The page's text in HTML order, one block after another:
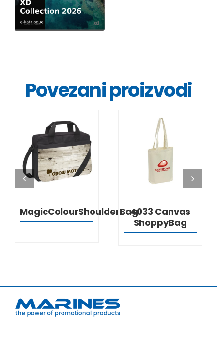
Povezani proizvodi
DETALJI
MagicColourShoulderBag
DETALJI
4033 Canvas
ShoppyBag